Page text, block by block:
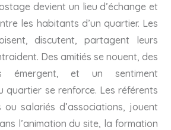
devient un lieu d’échange et
les habitants d’un quartier. Les
discutent, partagent leurs
Des amitiés se nouent, des
émergent, et un sentiment
quartier se renforce. Les référents
salariés d’associations, jouent
l’animation du site, la formation